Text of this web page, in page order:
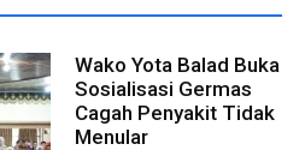
Wako Yota Balad Buka
Sosialisasi Germas
Cagah Penyakit Tidak
Menular